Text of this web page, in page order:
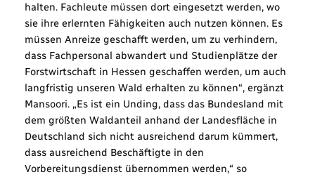
halten. Fachleute müssen dort eingesetzt werden, wo
sie ihre erlernten Fähigkeiten auch nutzen können. Es
müssen Anreize geschafft werden, um zu verhindern,
dass Fachpersonal abwandert und Studienplätze der
Forstwirtschaft in Hessen geschaffen werden, um auch
langfristig unseren Wald erhalten zu können“, ergänzt
Mansoori. „Es ist ein Unding, dass das Bundesland mit
dem größten Waldanteil anhand der Landesfläche in
Deutschland sich nicht ausreichend darum kümmert,
dass ausreichend Beschäftigte in den
Vorbereitungsdienst übernommen werden,“ so